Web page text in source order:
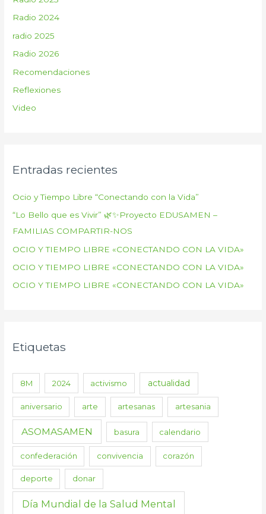
Radio 2024
radio 2025
Radio 2026
Recomendaciones
Reflexiones
Video
Entradas recientes
Ocio y Tiempo Libre “Conectando con la Vida”
“Lo Bello que es Vivir” 🌿✨Proyecto EDUSAMEN –
FAMILIAS COMPARTIR-NOS
OCIO Y TIEMPO LIBRE «CONECTANDO CON LA VIDA»
OCIO Y TIEMPO LIBRE «CONECTANDO CON LA VIDA»
OCIO Y TIEMPO LIBRE «CONECTANDO CON LA VIDA»
Etiquetas
8M 2024 activismo actualidad
aniversario arte artesanas artesania
ASOMASAMEN basura calendario
confederación convivencia corazón
deporte donar
Día Mundial de la Salud Mental